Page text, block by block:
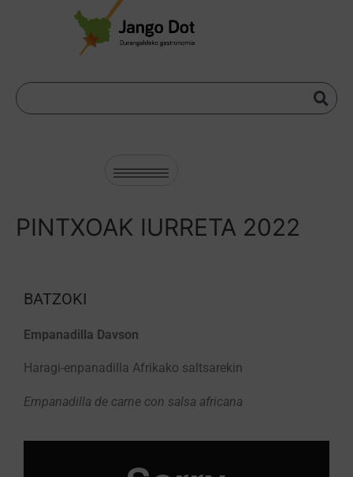
PINTXOAK IURRETA 2022
BATZOKI
Empanadilla Davson
Haragi-enpanadilla Afrikako saltsarekin
Empanadilla de carne con salsa africana